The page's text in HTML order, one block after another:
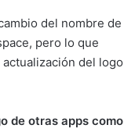
del nombre de
pero lo que
del logo
de otras apps como